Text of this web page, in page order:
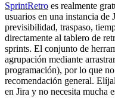
SprintRetro es realmente
usuarios en una instancia
previsibilidad, traspaso,
directamente al tablero de
sprints. El conjunto de
agrupación mediante
programación), por lo que
recomendación general.
en Jira y no necesita mucha